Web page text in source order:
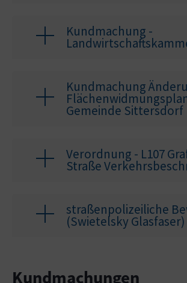
Kundmachung -
Kundmachung
Gemeinde Sittersdorf
Verordnung - L107
Straße
straßenpolizeiliche
(Swietelsky Glasfaser)
Kundmachungen